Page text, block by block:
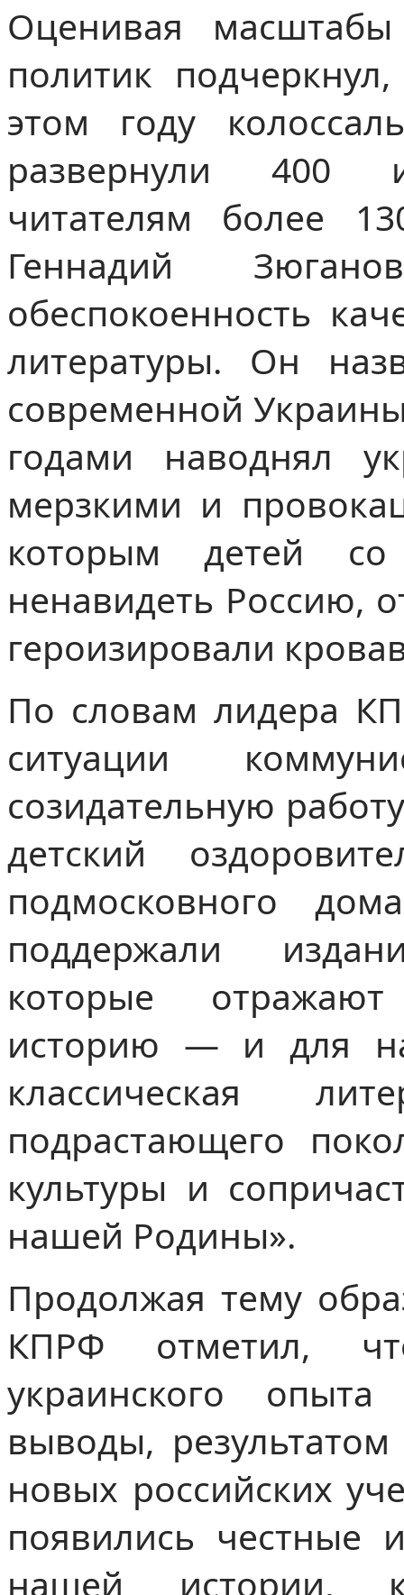
Оценивая масштабы
политик
этом году
развернули 400
читателям более
Геннадий
обеспокоенность
литературы. Он
современной
годами наводнял
мерзкими и
которым детей
ненавидеть Россию,
героизировали
По словам лидера
ситуации
созидательную
детский
подмосковного
поддержали
которые
историю — и для
классическая
подрастающего
культуры и
нашей Родины».
Продолжая тему
КПРФ отметил,
украинского
выводы,
новых российских
появились честные
нашей истории,